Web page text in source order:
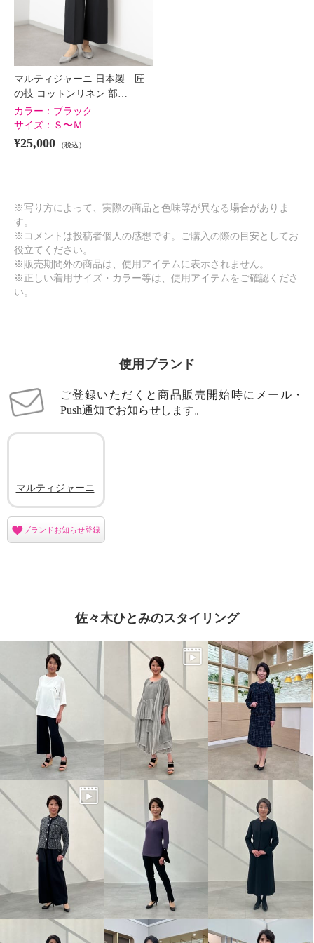
マルティジャーニ 日本製 匠
の技 コットンリネン 部…
カラー： ブラック
サイズ： Ｓ〜Ｍ
¥25,000 （税込）
※写り方によって、実際の商品と色味等が異なる場合がありま
す。
※コメントは投稿者個人の感想です。ご購入の際の目安としてお
役立てください。
※販売期間外の商品は、使用アイテムに表示されません。
※正しい着用サイズ・カラー等は、使用アイテムをご確認くださ
い。
使用ブランド
ご登録いただくと商品販売開始時にメール・
Push通知でお知らせします。
マルティジャーニ
ブランドお知らせ登録
佐々木ひとみのスタイリング